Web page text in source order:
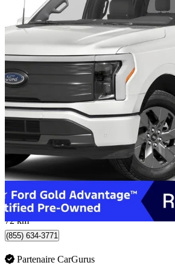
2023 Ford F-150 Lightning
Lariat SuperCrew AWD 68 088 km
64 900 $
1 138 $/mois env.
Whitby, ON
72 km
(855) 634-3771
Partenaire CarGurus